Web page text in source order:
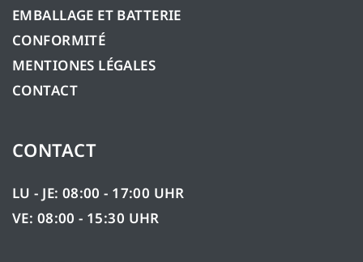
EMBALLAGE ET BATTERIE
CONFORMITÉ
MENTIONES LÉGALES
CONTACT
CONTACT
LU - JE: 08:00 - 17:00 UHR
VE: 08:00 - 15:30 UHR